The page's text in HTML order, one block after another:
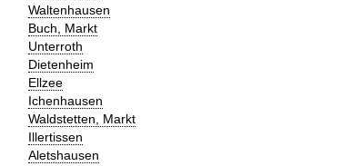
Waltenhausen
Buch, Markt
Unterroth
Dietenheim
Ellzee
Ichenhausen
Waldstetten, Markt
Illertissen
Aletshausen